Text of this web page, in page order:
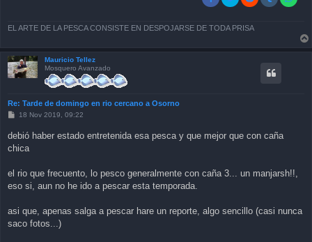
EL ARTE DE LA PESCA CONSISTE EN DESPOJARSE DE TODA PRISA
Mauricio Tellez
Mosquero Avanzado
Re: Tarde de domingo en rio cercano a Osorno
P
s
t
18 Nov 2019, 09:22
debió haber estado entretenida esa pesca y que mejor que con caña
chica
el rio que frecuento, lo pesco generalmente con caña 3... un manjarsh!!,
eso si, aun no he ido a pescar esta temporada.
asi que, apenas salga a pescar hare un reporte, algo sencillo (casi nunca
saco fotos...)